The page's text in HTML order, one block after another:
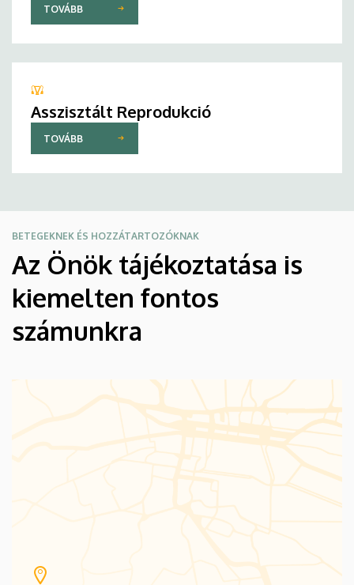
TOVÁBB
Asszisztált Reprodukció
TOVÁBB
BETEGEKNEK ÉS HOZZÁTARTOZÓKNAK
Az Önök tájékoztatása is
kiemelten fontos
számunkra